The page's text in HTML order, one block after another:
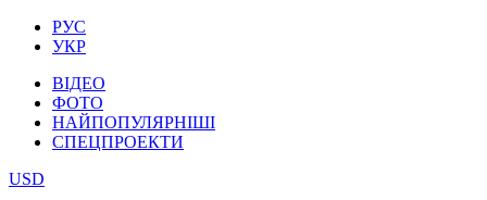
РУС
УКР
ВІДЕО
ФОТО
НАЙПОПУЛЯРНІШІ
СПЕЦПРОЕКТИ
USD